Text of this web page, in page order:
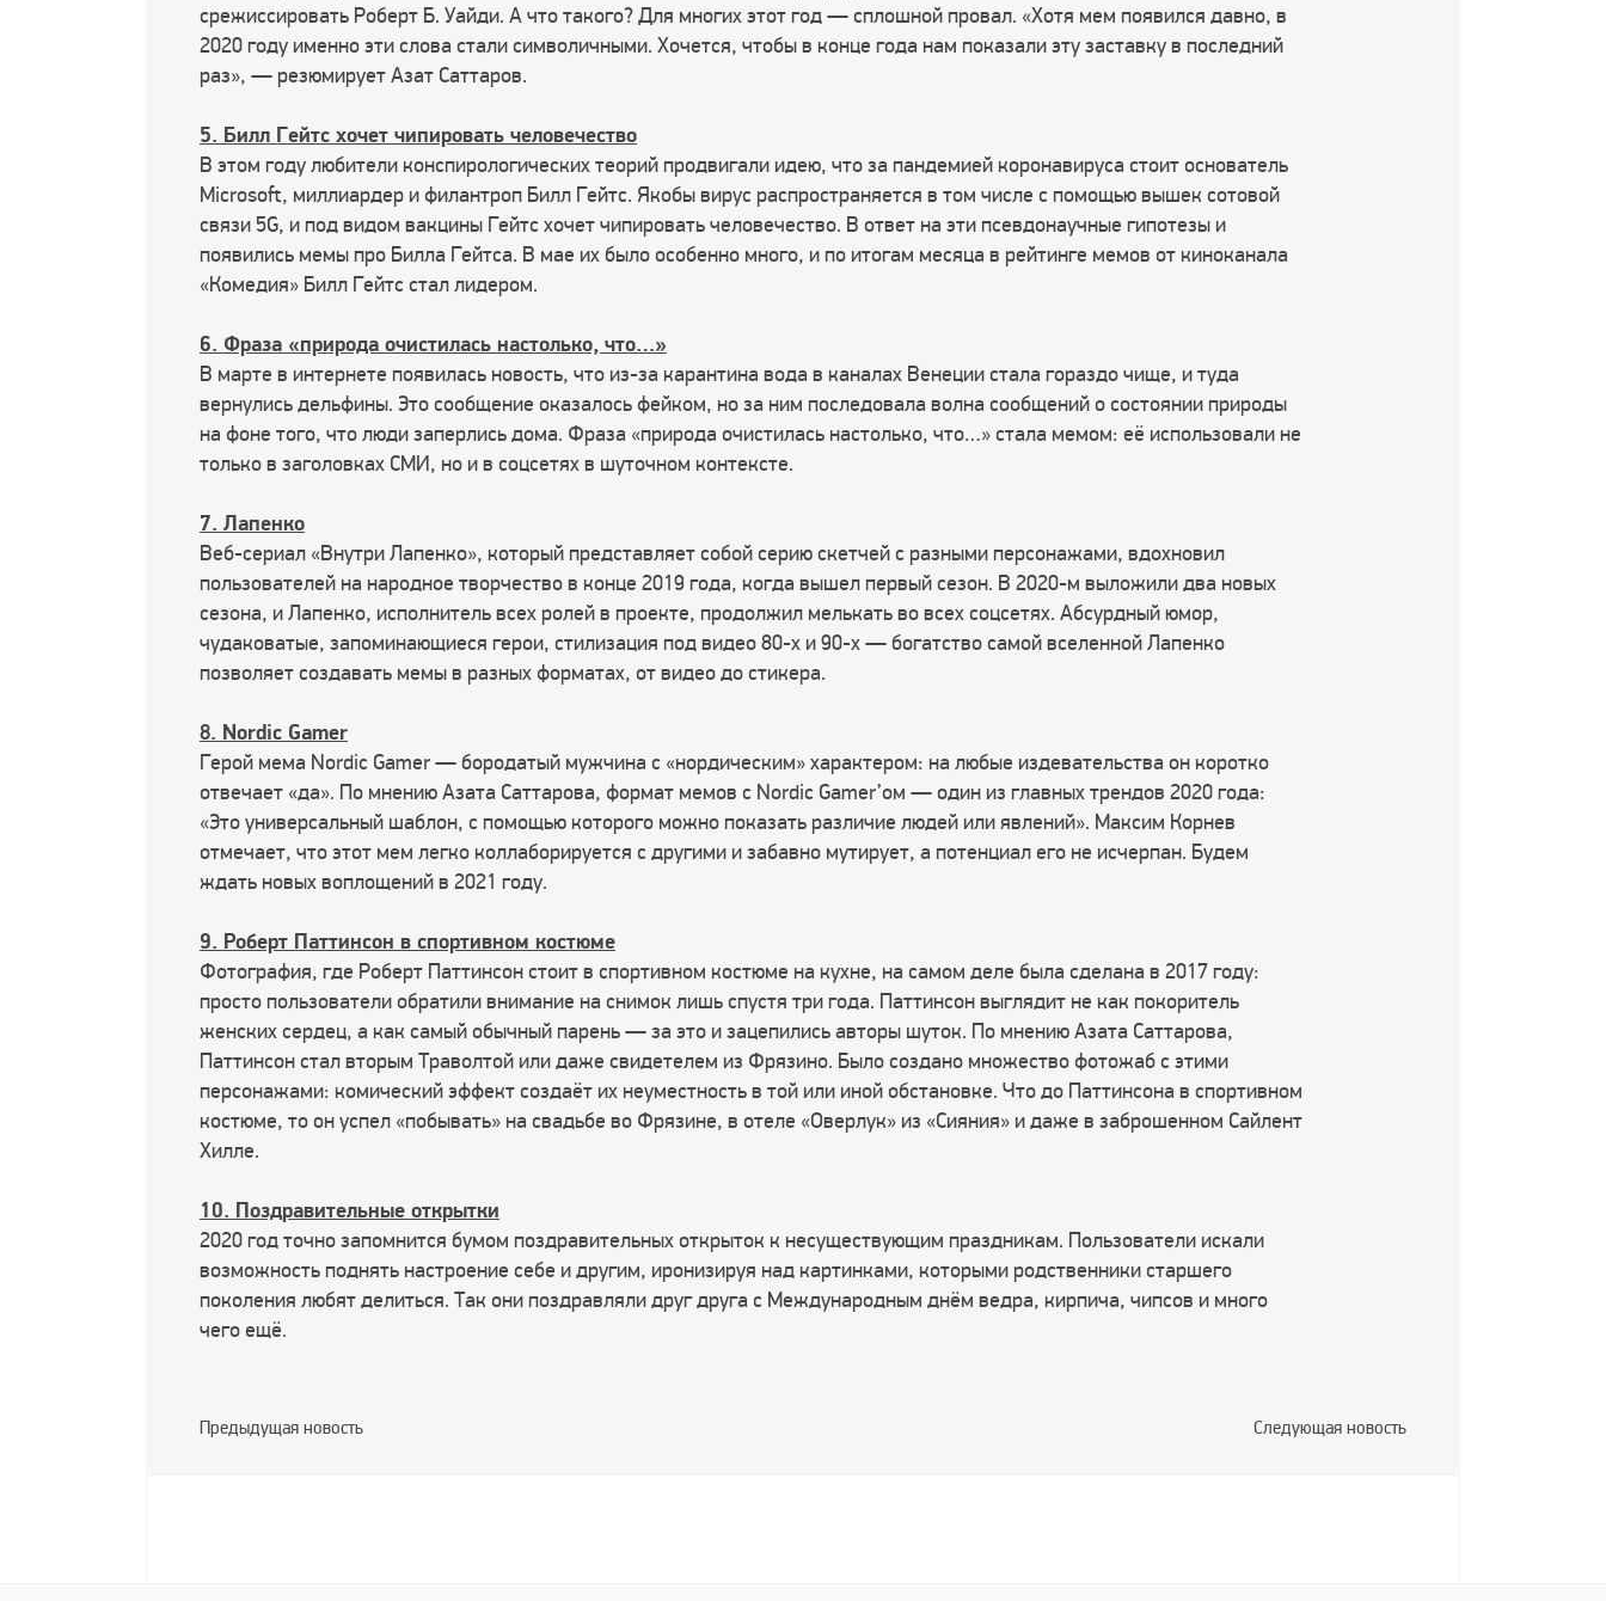
срежиссировать Роберт Б. Уайди. А что такого? Для многих этот год — сплошной провал. «Хотя мем появился давно, в
2020 году именно эти слова стали символичными. Хочется, чтобы в конце года нам показали эту заставку в последний
раз», — резюмирует Азат Саттаров.
5. Билл Гейтс хочет чипировать человечество
В этом году любители конспирологических теорий продвигали идею, что за пандемией коронавируса стоит основатель
Microsoft, миллиардер и филантроп Билл Гейтс. Якобы вирус распространяется в том числе с помощью вышек сотовой
связи 5G, и под видом вакцины Гейтс хочет чипировать человечество. В ответ на эти псевдонаучные гипотезы и
появились мемы про Билла Гейтса. В мае их было особенно много, и по итогам месяца в рейтинге мемов от киноканала
«Комедия» Билл Гейтс стал лидером.
6. Фраза «природа очистилась настолько, что…»
В марте в интернете появилась новость, что из-за карантина вода в каналах Венеции стала гораздо чище, и туда
вернулись дельфины. Это сообщение оказалось фейком, но за ним последовала волна сообщений о состоянии природы
на фоне того, что люди заперлись дома. Фраза «природа очистилась настолько, что…» стала мемом: её использовали не
только в заголовках СМИ, но и в соцсетях в шуточном контексте.
7. Лапенко
Веб-сериал «Внутри Лапенко», который представляет собой серию скетчей с разными персонажами, вдохновил
пользователей на народное творчество в конце 2019 года, когда вышел первый сезон. В 2020-м выложили два новых
сезона, и Лапенко, исполнитель всех ролей в проекте, продолжил мелькать во всех соцсетях. Абсурдный юмор,
чудаковатые, запоминающиеся герои, стилизация под видео 80-х и 90-х — богатство самой вселенной Лапенко
позволяет создавать мемы в разных форматах, от видео до стикера.
8. Nordic Gamer
Герой мема Nordic Gamer — бородатый мужчина с «нордическим» характером: на любые издевательства он коротко
отвечает «да». По мнению Азата Саттарова, формат мемов с Nordic Gamer’ом — один из главных трендов 2020 года:
«Это универсальный шаблон, с помощью которого можно показать различие людей или явлений». Максим Корнев
отмечает, что этот мем легко коллаборируется с другими и забавно мутирует, а потенциал его не исчерпан. Будем
ждать новых воплощений в 2021 году.
9. Роберт Паттинсон в спортивном костюме
Фотография, где Роберт Паттинсон стоит в спортивном костюме на кухне, на самом деле была сделана в 2017 году:
просто пользователи обратили внимание на снимок лишь спустя три года. Паттинсон выглядит не как покоритель
женских сердец, а как самый обычный парень — за это и зацепились авторы шуток. По мнению Азата Саттарова,
Паттинсон стал вторым Траволтой или даже свидетелем из Фрязино. Было создано множество фотожаб с этими
персонажами: комический эффект создаёт их неуместность в той или иной обстановке. Что до Паттинсона в спортивном
костюме, то он успел «побывать» на свадьбе во Фрязине, в отеле «Оверлук» из «Сияния» и даже в заброшенном Сайлент
Хилле.
10. Поздравительные открытки
2020 год точно запомнится бумом поздравительных открыток к несуществующим праздникам. Пользователи искали
возможность поднять настроение себе и другим, иронизируя над картинками, которыми родственники старшего
поколения любят делиться. Так они поздравляли друг друга с Международным днём ведра, кирпича, чипсов и много
чего ещё.
Предыдущая новость Следующая новость